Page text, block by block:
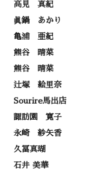
高見 真紀
眞鍋 あかり
亀浦 亜紀
熊谷 晴菜
熊谷 晴菜
辻塚 絵里奈
Sourire馬出店
諏訪園 寛子
永崎 紗矢香
久冨真瑚
石井 美華